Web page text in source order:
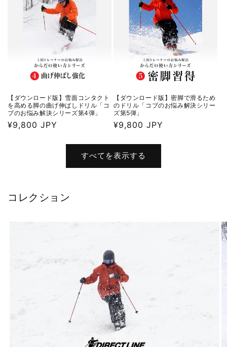
【ダウンロード版】雪面コンタクト
を高める脚の曲げ伸ばしドリル「コ
ブのお悩み解決シリーズ第4弾」
通
¥9,800 JPY
【ダウンロード版】密脚で滑るため
のドリル「コブのお悩み解決シリー
ズ第5弾」
通
価
格
¥9,800 JPY
すべてを表示する
コレクション